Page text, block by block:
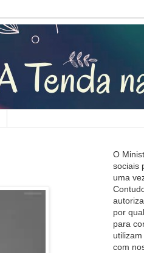
O
sociais
uma
por
para
com